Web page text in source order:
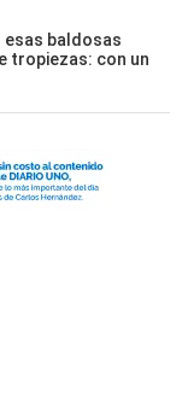
esas baldosas
tropiezas: con un